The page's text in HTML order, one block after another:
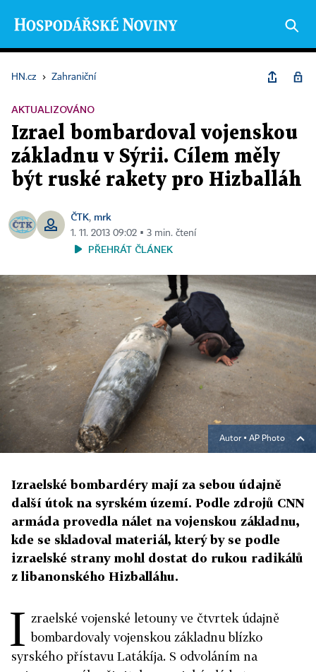
HN.cz › Zahraniční
AKTUALIZOVÁNO
Izrael bombardoval vojenskou
základnu v Sýrii. Cílem měly
být ruské rakety pro Hizballáh
ČTK, mrk
1. 11. 2013 09:02 ▪ 3 min. čtení
PŘEHRÁT ČLÁNEK
Autor ▪ AP Photo
Izraelské bombardéry mají za sebou údajně
další útok na syrském území. Podle zdrojů CNN
armáda provedla nálet na vojenskou základnu,
kde se skladoval materiál, který by se podle
izraelské strany mohl dostat do rukou radikálů
z libanonského Hizballáhu.
I zraelské vojenské letouny ve čtvrtek údajně
bombardovaly vojenskou základnu blízko
syrského přístavu Latákíja. S odvoláním na